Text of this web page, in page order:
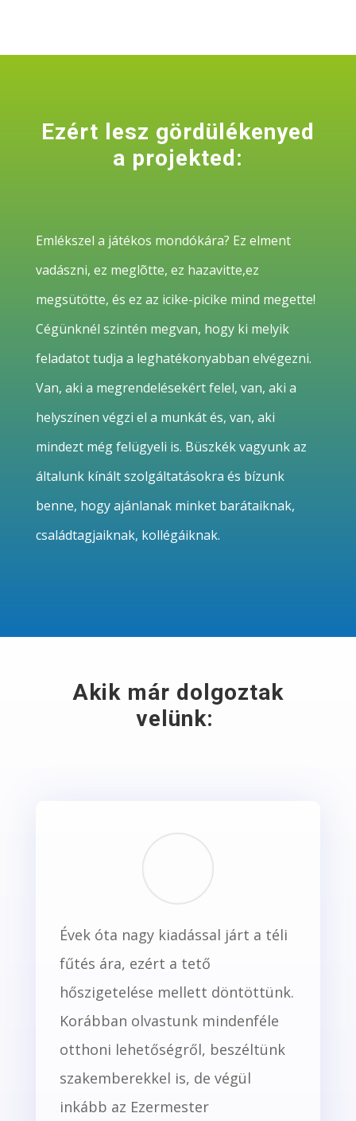
Ezért lesz gördülékenyed
a projekted:
Emlékszel a játékos mondókára? Ez elment
vadászni, ez meglõtte, ez hazavitte,ez
megsütötte, és ez az icike-picike mind megette!
Cégünknél szintén megvan, hogy ki melyik
feladatot tudja a leghatékonyabban elvégezni.
Van, aki a megrendelésekért felel, van, aki a
helyszínen végzi el a munkát és, van, aki
mindezt még felügyeli is. Büszkék vagyunk az
általunk kínált szolgáltatásokra és bízunk
benne, hogy ajánlanak minket barátaiknak,
családtagjaiknak, kollégáiknak.
Akik már dolgoztak
velünk:
Évek óta nagy kiadással járt a téli
fűtés ára, ezért a tető
hőszigetelése mellett döntöttünk.
Korábban olvastunk mindenféle
otthoni lehetőségről, beszéltünk
szakemberekkel is, de végül
inkább az Ezermester